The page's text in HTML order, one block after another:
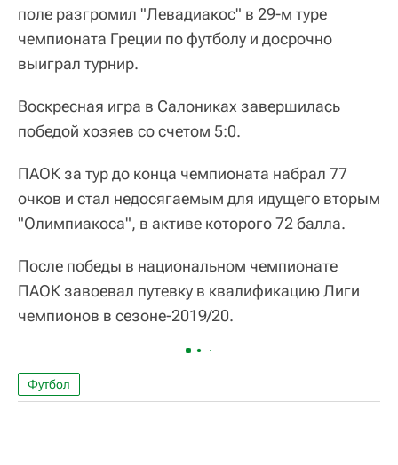
поле разгромил "Левадиакос" в 29-м туре
чемпионата Греции по футболу и досрочно
выиграл турнир.
Воскресная игра в Салониках завершилась
победой хозяев со счетом 5:0.
ПАОК за тур до конца чемпионата набрал 77
очков и стал недосягаемым для идущего вторым
"Олимпиакоса", в активе которого 72 балла.
После победы в национальном чемпионате
ПАОК завоевал путевку в квалификацию Лиги
чемпионов в сезоне-2019/20.
Футбол